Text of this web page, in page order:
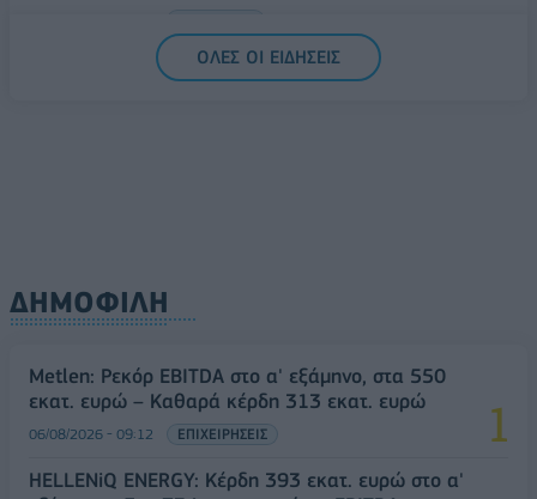
ΟΛΕΣ ΟΙ ΕΙΔΗΣΕΙΣ
ΔΗΜΟΦΙΛΗ
Metlen: Ρεκόρ EBITDA στο α' εξάμηνο, στα 550
εκατ. ευρώ – Καθαρά κέρδη 313 εκατ. ευρώ
06/08/2026 - 09:12 ΕΠΙΧΕΙΡΗΣΕΙΣ
HELLENiQ ENERGY: Κέρδη 393 εκατ. ευρώ στο α'